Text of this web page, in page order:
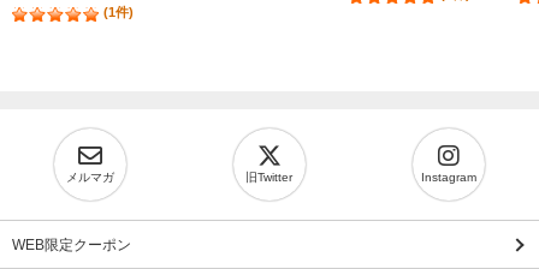
(1件)
メルマガ 旧Twitter Instagram
WEB限定クーポン